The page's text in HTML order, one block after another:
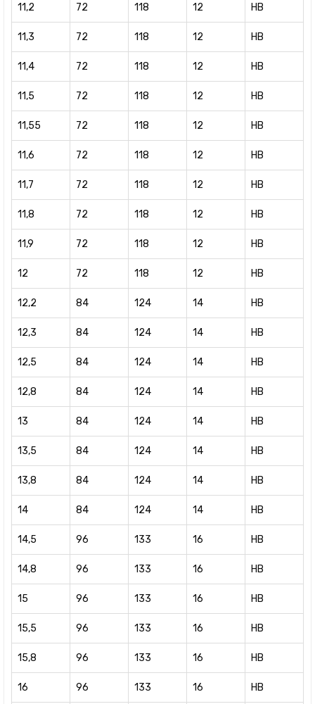
11,2 72 118 12 HB
11,3 72 118 12 HB
11,4 72 118 12 HB
11,5 72 118 12 HB
11,55 72 118 12 HB
11,6 72 118 12 HB
11,7 72 118 12 HB
11,8 72 118 12 HB
11,9 72 118 12 HB
12 72 118 12 HB
12,2 84 124 14 HB
12,3 84 124 14 HB
12,5 84 124 14 HB
12,8 84 124 14 HB
13 84 124 14 HB
13,5 84 124 14 HB
13,8 84 124 14 HB
14 84 124 14 HB
14,5 96 133 16 HB
14,8 96 133 16 HB
15 96 133 16 HB
15,5 96 133 16 HB
15,8 96 133 16 HB
16 96 133 16 HB